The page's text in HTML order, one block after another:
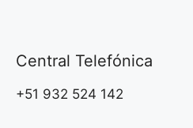
Central Telefónica
+51 932 524 142